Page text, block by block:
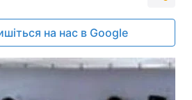
на нас в Google